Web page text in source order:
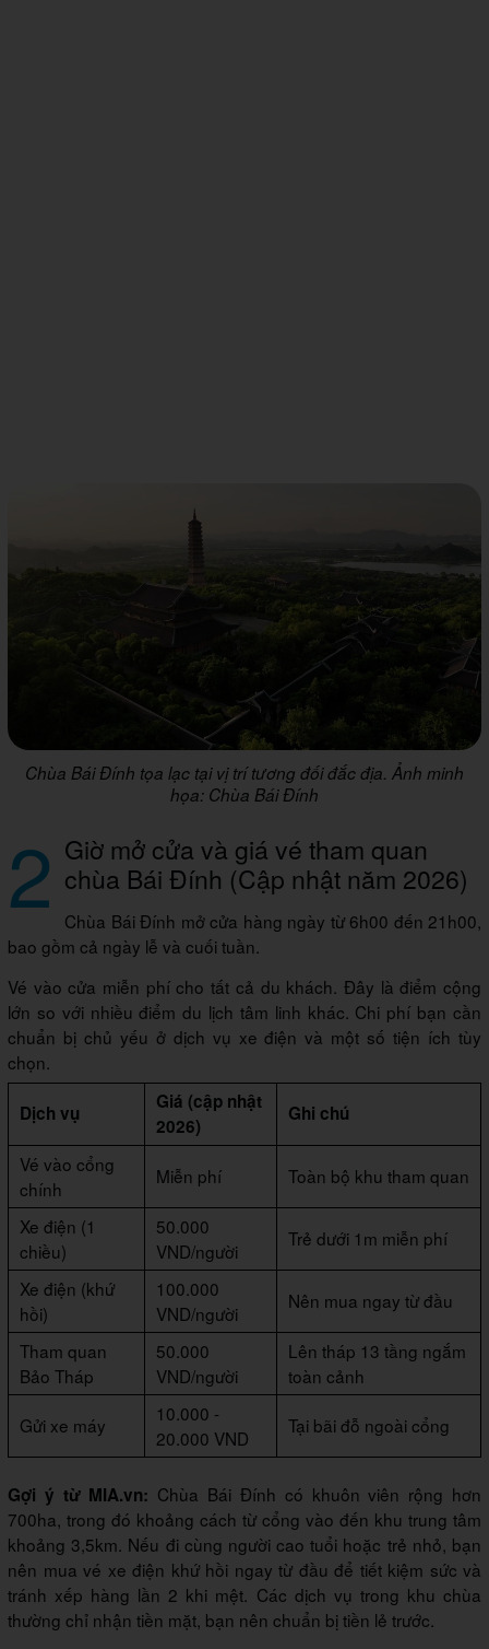
Chùa Bái Đính tọa lạc tại vị trí tương đối đắc địa. Ảnh minh
họa: Chùa Bái Đính
2 Giờ mở cửa và giá vé tham quan
chùa Bái Đính (Cập nhật năm 2026)
Chùa Bái Đính mở cửa hàng ngày từ 6h00 đến 21h00,
bao gồm cả ngày lễ và cuối tuần.
Vé vào cửa miễn phí cho tất cả du khách. Đây là điểm cộng
lớn so với nhiều điểm du lịch tâm linh khác. Chi phí bạn cần
chuẩn bị chủ yếu ở dịch vụ xe điện và một số tiện ích tùy
chọn.
Dịch vụ
Giá (cập nhật
2026)
Ghi chú
Vé vào cổng
chính
Miễn phí Toàn bộ khu tham quan
Xe điện (1
chiều)
50.000
VND/người
Trẻ dưới 1m miễn phí
Xe điện (khứ
hồi)
100.000
VND/người
Nên mua ngay từ đầu
Tham quan
Bảo Tháp
50.000
VND/người
Lên tháp 13 tầng ngắm
toàn cảnh
Gửi xe máy
10.000 -
20.000 VND
Tại bãi đỗ ngoài cổng
Gợi ý từ MIA.vn: Chùa Bái Đính có khuôn viên rộng hơn
700ha, trong đó khoảng cách từ cổng vào đến khu trung tâm
khoảng 3,5km. Nếu đi cùng người cao tuổi hoặc trẻ nhỏ, bạn
nên mua vé xe điện khứ hồi ngay từ đầu để tiết kiệm sức và
tránh xếp hàng lần 2 khi mệt. Các dịch vụ trong khu chùa
thường chỉ nhận tiền mặt, bạn nên chuẩn bị tiền lẻ trước.